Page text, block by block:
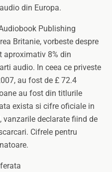
din Europa.
Publishing
Britanie, vorbeste despre
aproximativ 8% din
audio. In ceea ce priveste
au fost de £ 72.4
au fost din titlurile
exista si cifre oficiale in
vanzarile declarate fiind de
Cifrele pentru